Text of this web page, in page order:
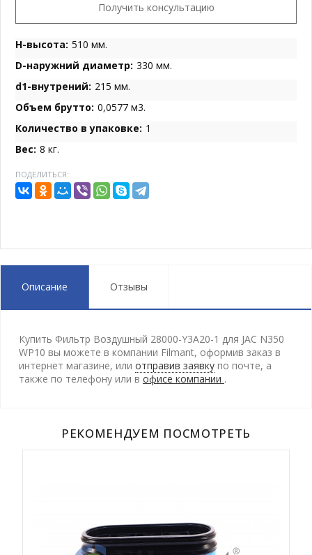
Получить консультацию
H-высота: 510 мм.
D-наружний диаметр: 330 мм.
d1-внутрений: 215 мм.
Объем брутто: 0,0577 м3.
Количество в упаковке: 1
Вес: 8 кг.
ПОДЕЛИТЬСЯ:
Описание Отзывы
Купить Фильтр Воздушный 28000-Y3A20-1 для JAC N350
WP10 вы можете в компании Filmant, оформив заказ в
интернет магазине, или отправив заявку по почте, а
также по телефону или в офисе компании .
РЕКОМЕНДУЕМ ПОСМОТРЕТЬ